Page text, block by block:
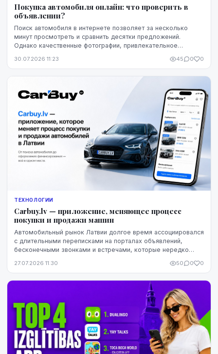
Покупка автомобиля онлайн: что проверить в
объявлении?
Поиск автомобиля в интернете позволяет за несколько
минут просмотреть и сравнить десятки предложений.
Однако качественные фотографии, привлекательное
30.07.2026 11:23 45 0 0
ТЕХНОЛОГИИ
Carbuy.lv — приложение, меняющее процесс
покупки и продажи машин
Автомобильный рынок Латвии долгое время ассоциировался
с длительными переписками на порталах объявлений,
бесконечными звонками и встречами, которые нередко
27.07.2026 11:30 50 0 0